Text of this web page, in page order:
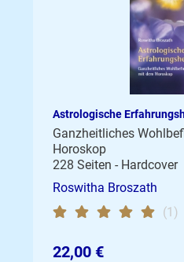
Astrologische
Ganzheitliches
Horoskop
228 Seiten - Hardcover
Roswitha Broszath
(1)
22,00 €